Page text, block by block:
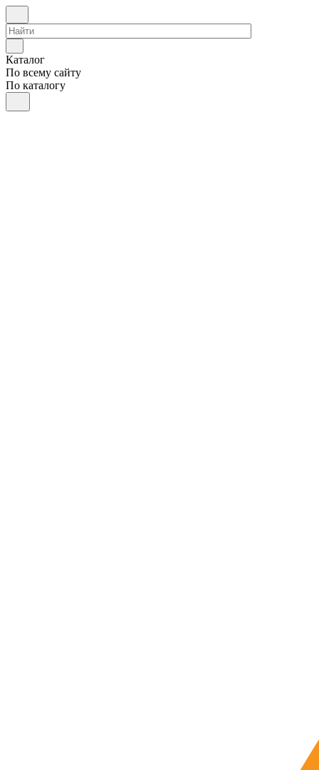
Каталог
По всему сайту
По каталогу